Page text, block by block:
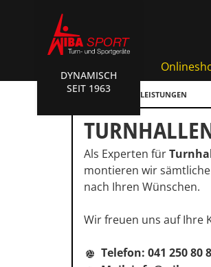
DYNAMISCH
SEIT 1963
Bälle,
Cube
Fitness,
Hockey,
HOME DIENSTLEISTUNGEN
Als Experten für
montieren wir
nach Ihren Wünschen.
Wir freuen uns auf Ihre
Telefon: 041 250 80